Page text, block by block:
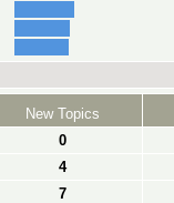
New Topics
0
4
7